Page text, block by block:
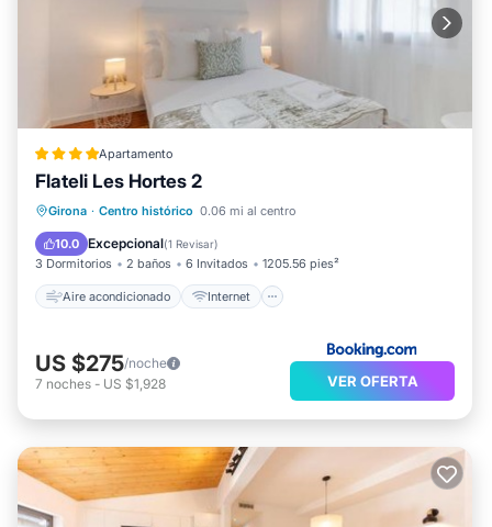
Apartamento
Flateli Les Hortes 2
Girona · Centro histórico 0.06 mi al centro
10.0 Excepcional(1 Revisar)
3 Dormitorios 2 baños 6 Invitados 1205.56 pies²
Aire acondicionado Internet
Aire acondicionado
Internet
Apto para niños
US $275/noche
7 noches - US $1,928 VER OFERTA